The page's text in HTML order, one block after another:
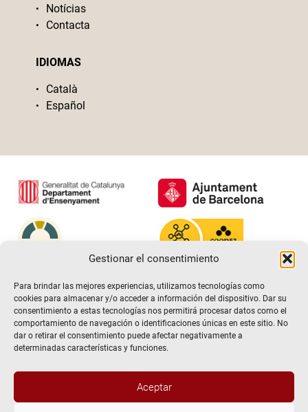
Gestionar el consentimiento
Para brindar las mejores experiencias, utilizamos tecnologías como
cookies para almacenar y/o acceder a información del dispositivo. Dar su
consentimiento a estas tecnologías nos permitirá procesar datos como el
comportamiento de navegación o identificaciones únicas en este sitio. No
dar o retirar el consentimiento puede afectar negativamente a
determinadas características y funciones.
Aceptar
Notícias
Contacta
IDIOMAS
Català
Español